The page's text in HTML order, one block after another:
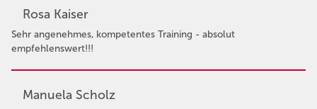
Rosa Kaiser
Sehr angenehmes, kompetentes Training - absolut
empfehlenswert!!!
Manuela Scholz